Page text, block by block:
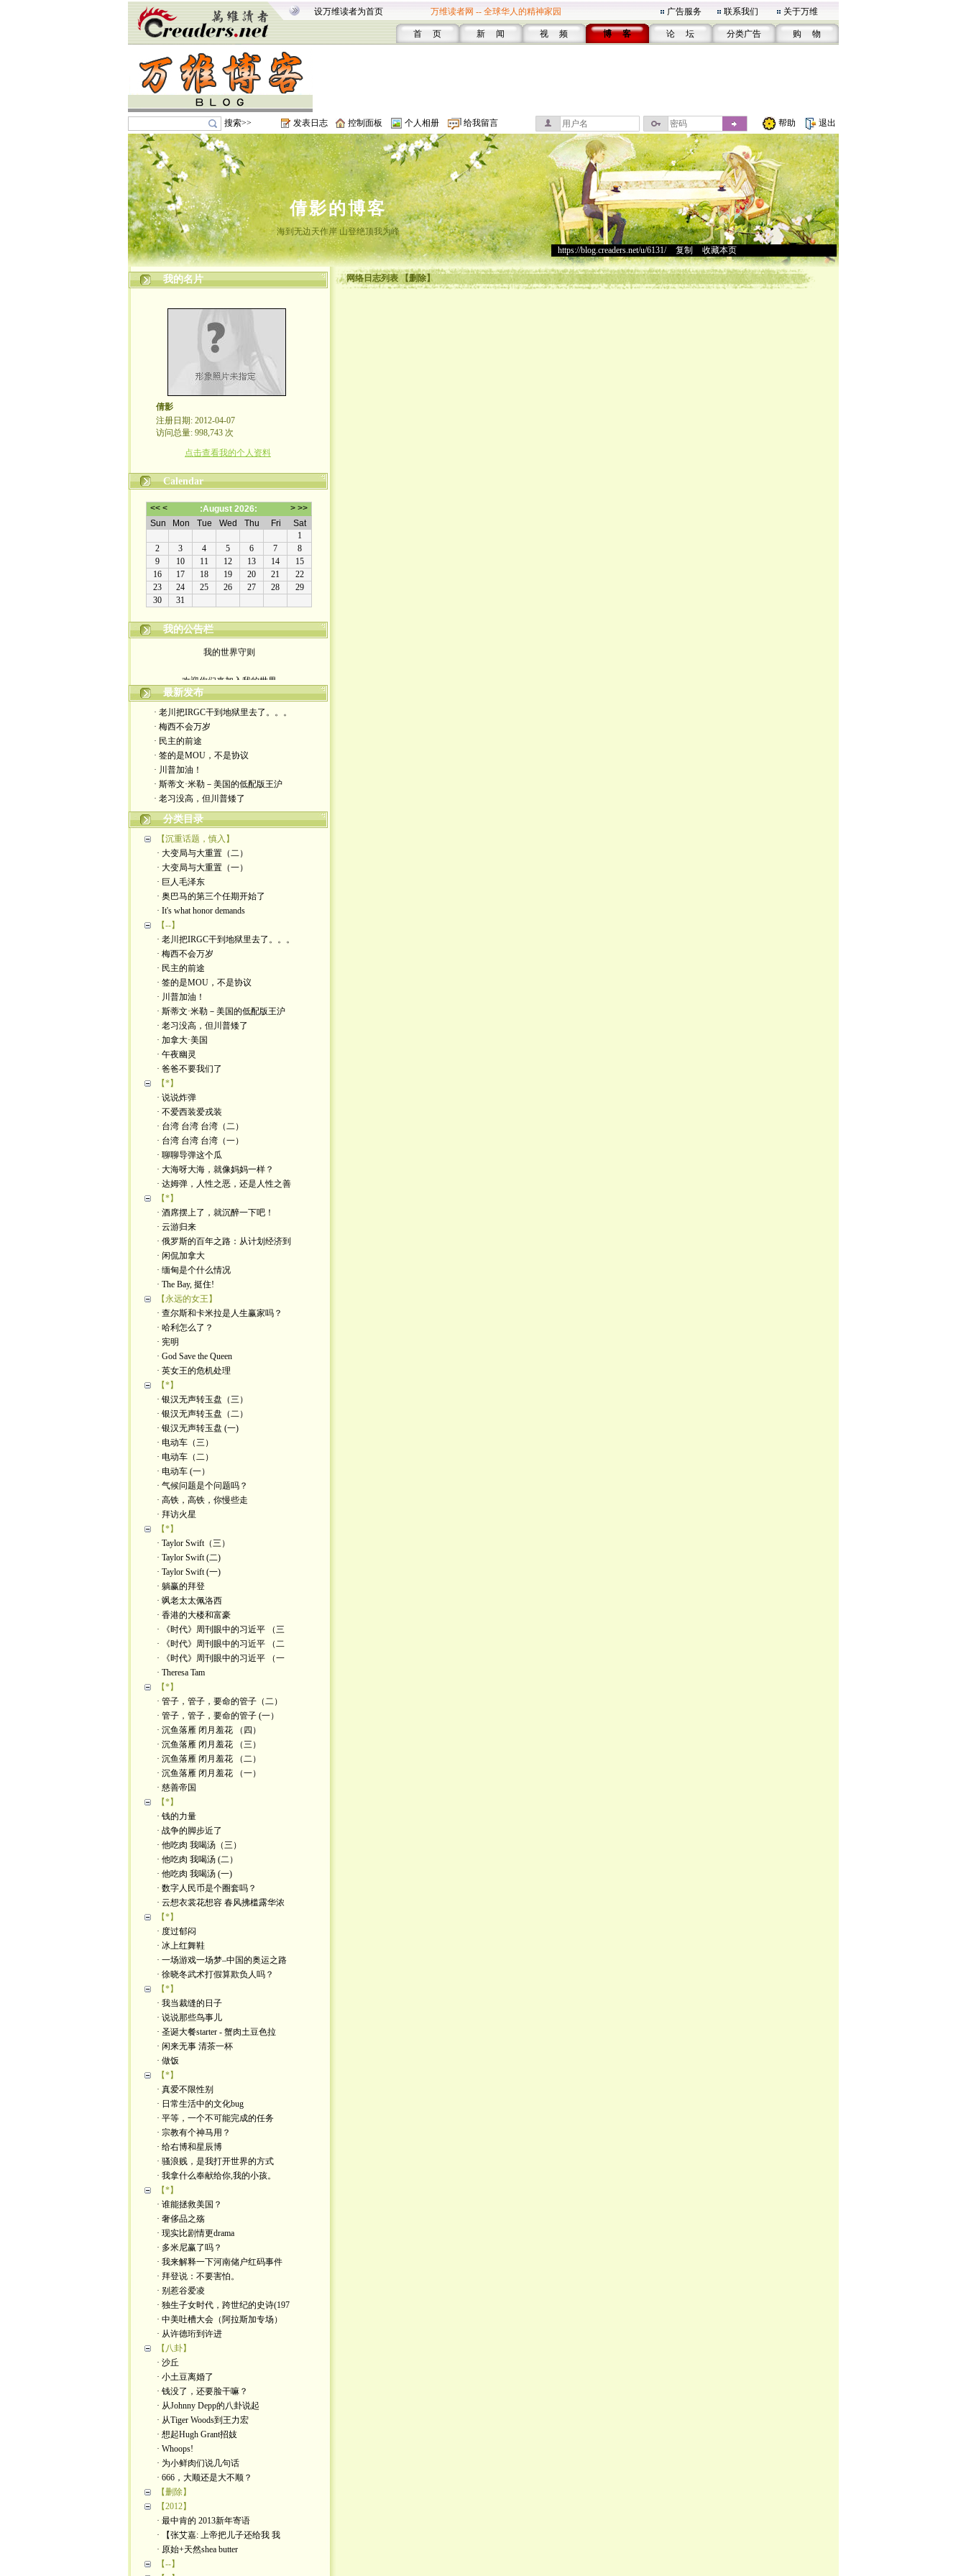
设万维读者为首页 万维读者网 -- 全球华人的精神家园 广告服务 联系我们 关于万维
首 页 新 闻 视 频 博 客 论 坛 分类广告 购 物
搜索>> 发表日志 控制面板 个人相册 给我留言 帮助 退出
倩影的博客
海到无边天作岸 山登绝顶我为峰
https://blog.creaders.net/u/6131/> 复制 收藏本页
我的名片
倩影
注册日期: 2012-04-07
访问总量: 998,743 次
点击查看我的个人资料
Calendar
我的公告栏
入场券上面有正义的光源
此生面对严厉又仁慈的一切
轻松一点 我们一起度过暗夜
最新发布
· 老川把IRGC干到地狱里去了。。。
· 梅西不会万岁
· 民主的前途
· 签的是MOU，不是协议
· 川普加油！
· 斯蒂文·米勒－美国的低配版王沪
· 老习没高，但川普矮了
分类目录
【沉重话题，慎入】
· 大变局与大重置（二）
· 大变局与大重置（一）
· 巨人毛泽东
· 奥巴马的第三个任期开始了
· It's what honor demands
【--】
· 老川把IRGC干到地狱里去了。。。
· 梅西不会万岁
· 民主的前途
· 签的是MOU，不是协议
· 川普加油！
· 斯蒂文·米勒－美国的低配版王沪
· 老习没高，但川普矮了
· 加拿大·美国
· 午夜幽灵
· 爸爸不要我们了
【*】
· 说说炸弹
· 不爱西装爱戎装
· 台湾 台湾 台湾（二）
· 台湾 台湾 台湾（一）
· 聊聊导弹这个瓜
· 大海呀大海，就像妈妈一样？
· 达姆弹，人性之恶，还是人性之善
【*】
· 酒席摆上了，就沉醉一下吧！
· 云游归来
· 俄罗斯的百年之路：从计划经济到
· 闲侃加拿大
· 缅甸是个什么情况
· The Bay, 挺住!
【永远的女王】
· 查尔斯和卡米拉是人生赢家吗？
· 哈利怎么了？
· 宪明
· God Save the Queen
· 英女王的危机处理
【*】
· 银汉无声转玉盘（三）
· 银汉无声转玉盘（二）
· 银汉无声转玉盘 (一)
· 电动车（三）
· 电动车（二）
· 电动车 (一）
· 气候问题是个问题吗？
· 高铁，高铁，你慢些走
· 拜访火星
【*】
· Taylor Swift（三）
· Taylor Swift (二)
· Taylor Swift (一)
· 躺赢的拜登
· 飒老太太佩洛西
· 香港的大楼和富豪
· 《时代》周刊眼中的习近平 （三
· 《时代》周刊眼中的习近平 （二
· 《时代》周刊眼中的习近平 （一
· Theresa Tam
【*】
· 管子，管子，要命的管子（二）
· 管子，管子，要命的管子 (一）
· 沉鱼落雁 闭月羞花 （四）
· 沉鱼落雁 闭月羞花 （三）
· 沉鱼落雁 闭月羞花 （二）
· 沉鱼落雁 闭月羞花 （一）
· 慈善帝国
【*】
· 钱的力量
· 战争的脚步近了
· 他吃肉 我喝汤（三）
· 他吃肉 我喝汤 (二）
· 他吃肉 我喝汤 (一)
· 数字人民币是个圈套吗？
· 云想衣裳花想容 春风拂槛露华浓
【*】
· 度过郁闷
· 冰上红舞鞋
· 一场游戏一场梦–中国的奥运之路
· 徐晓冬武术打假算欺负人吗？
【*】
· 我当裁缝的日子
· 说说那些鸟事儿
· 圣诞大餐starter - 蟹肉土豆色拉
· 闲来无事 清茶一杯
· 做饭
【*】
· 真爱不限性别
· 日常生活中的文化bug
· 平等，一个不可能完成的任务
· 宗教有个神马用？
· 给右博和星辰博
· 骚浪贱，是我打开世界的方式
· 我拿什么奉献给你,我的小孩。
【*】
· 谁能拯救美国？
· 奢侈品之殇
· 现实比剧情更drama
· 多米尼赢了吗？
· 我来解释一下河南储户红码事件
· 拜登说：不要害怕。
· 别惹谷爱凌
· 独生子女时代，跨世纪的史诗(197
· 中美吐槽大会（阿拉斯加专场）
· 从许德珩到许进
【八卦】
· 沙丘
· 小土豆离婚了
· 钱没了，还要脸干嘛？
· 从Johnny Depp的八卦说起
· 从Tiger Woods到王力宏
· 想起Hugh Grant招妓
· Whoops!
· 为小鲜肉们说几句话
· 666，大顺还是大不顺？
【删除】
【2012】
· 最中肯的 2013新年寄语
· 【张艾嘉: 上帝把儿子还给我 我
· 原始+天然shea butter
【--】
网络日志列表 【删除】